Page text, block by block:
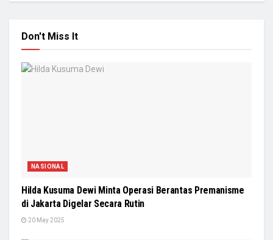
Don't Miss It
NASIONAL
Hilda Kusuma Dewi Minta Operasi Berantas Premanisme
di Jakarta Digelar Secara Rutin
20 May 2025